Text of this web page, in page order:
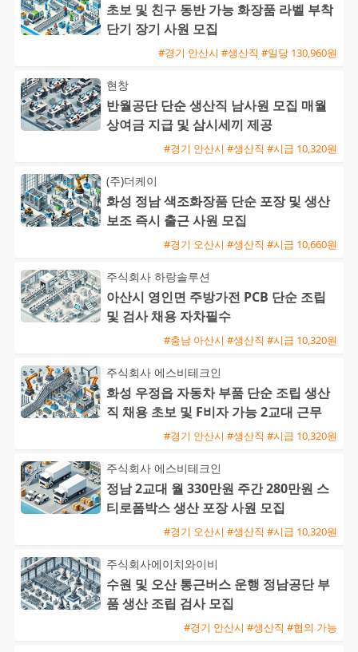
초보 및 친구 동반 가능 화장품 라벨 부착
단기 장기 사원 모집
#경기 안산시 #생산직 #일당 130,960원
현창
반월공단 단순 생산직 남사원 모집 매월
상여금 지급 및 삼시세끼 제공
#경기 안산시 #생산직 #시급 10,320원
(주)더케이
화성 정남 색조화장품 단순 포장 및 생산
보조 즉시 출근 사원 모집
#경기 오산시 #생산직 #시급 10,660원
주식회사 하랑솔루션
아산시 영인면 주방가전 PCB 단순 조립
및 검사 채용 자차필수
#충남 아산시 #생산직 #시급 10,320원
주식회사 에스비테크인
화성 우정읍 자동차 부품 단순 조립 생산
직 채용 초보 및 F비자 가능 2교대 근무
#경기 안산시 #생산직 #시급 10,320원
주식회사 에스비테크인
정남 2교대 월 330만원 주간 280만원 스
티로폼박스 생산 포장 사원 모집
#경기 오산시 #생산직 #시급 10,320원
주식회사에이치와이비
수원 및 오산 통근버스 운행 정남공단 부
품 생산 조립 검사 모집
#경기 안산시 #생산직 #협의 가능